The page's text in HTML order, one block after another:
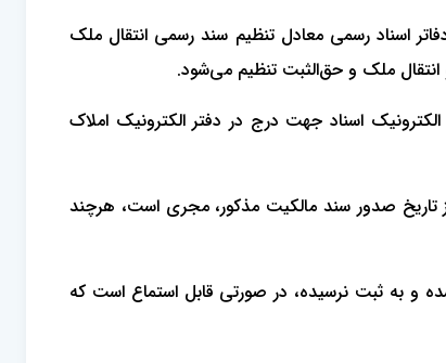
اسناد رسمی معادل تنظیم سند رسمی انتقال ملک
انتقال ملک و حق‌الثبت تنظیم می‌شود.
اسناد جهت درج در دفتر الکترونیک املاک
تاریخ صدور سند مالکیت مذکور، مجری است، هرچند
و به ثبت نرسیده، در صورتی قابل استماع است که